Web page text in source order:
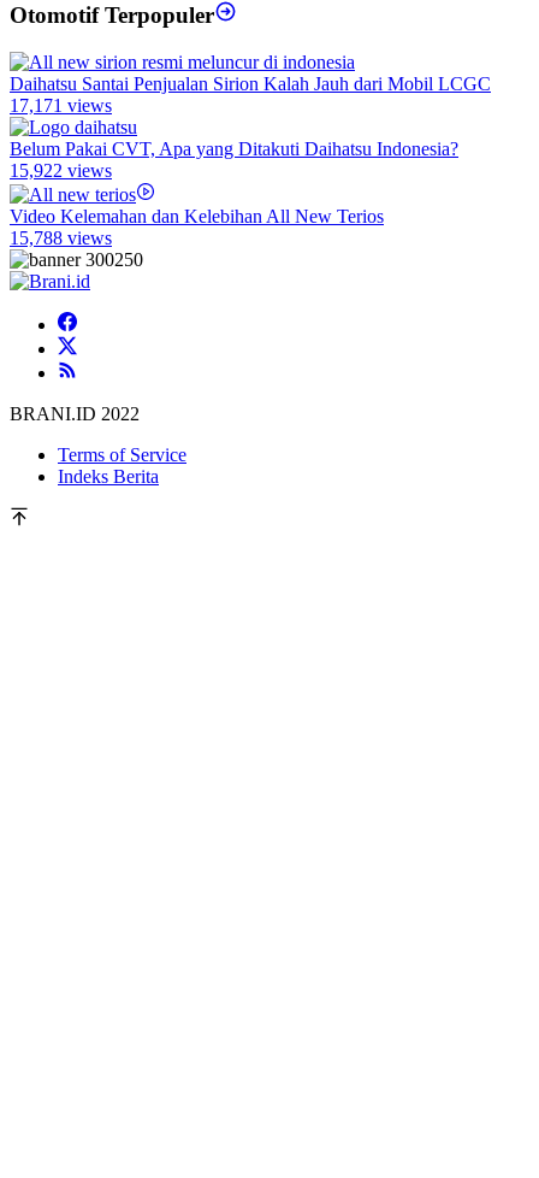
Otomotif Terpopuler
Daihatsu Santai Penjualan Sirion Kalah Jauh dari Mobil LCGC
17,171 views
Belum Pakai CVT, Apa yang Ditakuti Daihatsu Indonesia?
15,922 views
Video Kelemahan dan Kelebihan All New Terios
15,788 views
BRANI.ID 2022
Terms of Service
Indeks Berita